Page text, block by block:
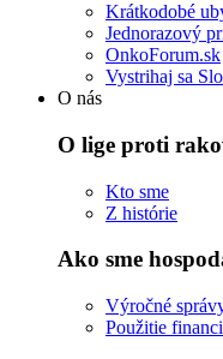
Krátkodobé
Jednorazový
OnkoForum.sk
Vystrihaj sa
O nás
O lige proti
Kto sme
Z histórie
Ako sme
Výročné
Použitie
cookie nie sú
voliteľné. Sú
potrebné pre
fungovanie
webovej
Štatistiky
Aby sme
zlepšiť
a štruktúru
webovej